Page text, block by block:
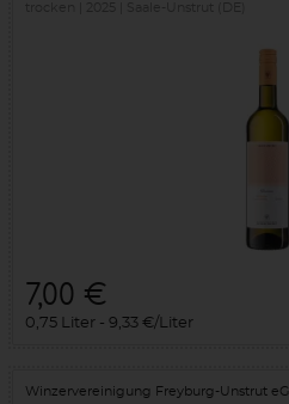
7,00 €
0,75 Liter 9,33 €/Liter
Winzervereinigung Freyburg-Unstrut eG